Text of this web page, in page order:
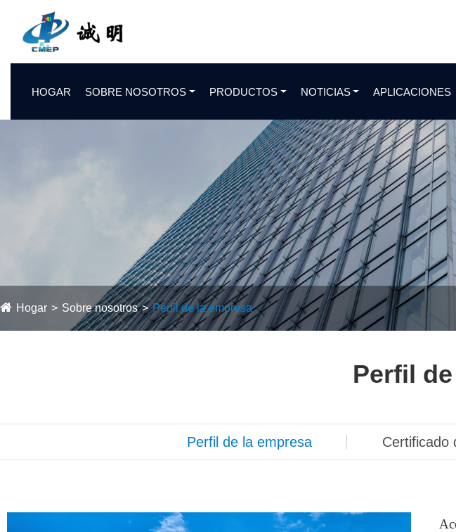
HOGAR SOBRE NOSOTROS PRODUCTOS NOTICIAS APLICACIONES
Hogar Sobre nosotros Perfil de la empresa
Perfil
Perfil de la empresa Certificado